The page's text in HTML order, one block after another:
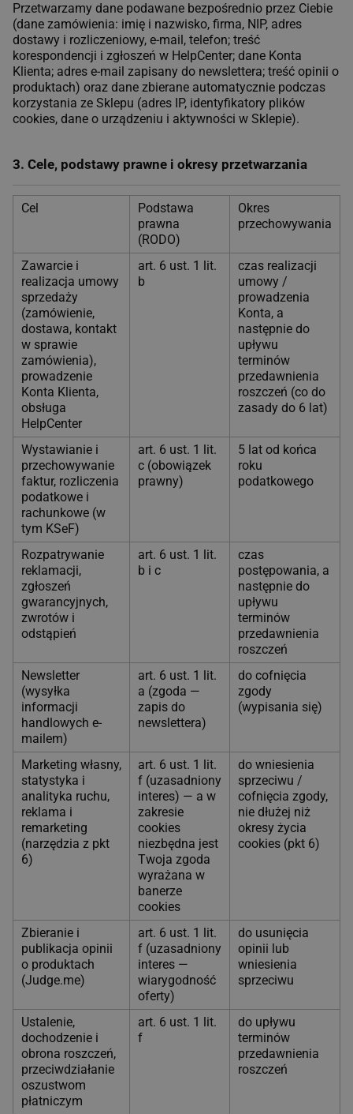
Przetwarzamy dane podawane bezpośrednio przez Ciebie
(dane zamówienia: imię i nazwisko, firma, NIP, adres
dostawy i rozliczeniowy, e-mail, telefon; treść
korespondencji i zgłoszeń w HelpCenter; dane Konta
Klienta; adres e-mail zapisany do newslettera; treść opinii o
produktach) oraz dane zbierane automatycznie podczas
korzystania ze Sklepu (adres IP, identyfikatory plików
cookies, dane o urządzeniu i aktywności w Sklepie).
3. Cele, podstawy prawne i okresy przetwarzania
Cel
Podstawa
prawna
(RODO)
Okres
przechowywania
Zawarcie i
realizacja umowy
sprzedaży
(zamówienie,
dostawa, kontakt
w sprawie
zamówienia),
prowadzenie
Konta Klienta,
obsługa
HelpCenter
art. 6 ust. 1 lit.
b
czas realizacji
umowy /
prowadzenia
Konta, a
następnie do
upływu
terminów
przedawnienia
roszczeń (co do
zasady do 6 lat)
Wystawianie i
przechowywanie
faktur, rozliczenia
podatkowe i
rachunkowe (w
tym KSeF)
art. 6 ust. 1 lit.
c (obowiązek
prawny)
5 lat od końca
roku
podatkowego
Rozpatrywanie
reklamacji,
zgłoszeń
gwarancyjnych,
zwrotów i
odstąpień
art. 6 ust. 1 lit.
b i c
czas
postępowania, a
następnie do
upływu
terminów
przedawnienia
roszczeń
Newsletter
(wysyłka
informacji
handlowych e-
mailem)
art. 6 ust. 1 lit.
a (zgoda —
zapis do
newslettera)
do cofnięcia
zgody
(wypisania się)
Marketing własny,
statystyka i
analityka ruchu,
reklama i
remarketing
(narzędzia z pkt
6)
art. 6 ust. 1 lit.
f (uzasadniony
interes) — a w
zakresie
cookies
niezbędna jest
Twoja zgoda
wyrażana w
banerze
cookies
do wniesienia
sprzeciwu /
cofnięcia zgody,
nie dłużej niż
okresy życia
cookies (pkt 6)
Zbieranie i
publikacja opinii
o produktach
(Judge.me)
art. 6 ust. 1 lit.
f (uzasadniony
interes —
wiarygodność
oferty)
do usunięcia
opinii lub
wniesienia
sprzeciwu
Ustalenie,
dochodzenie i
obrona roszczeń,
przeciwdziałanie
oszustwom
płatniczym
art. 6 ust. 1 lit.
f
do upływu
terminów
przedawnienia
roszczeń